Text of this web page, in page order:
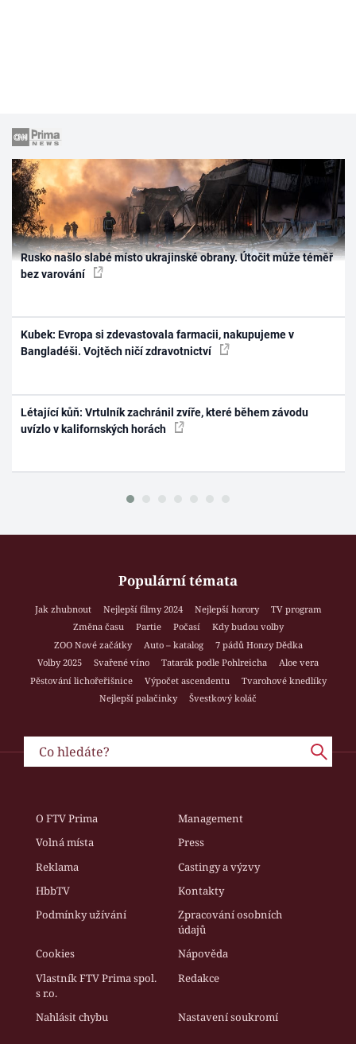
Rusko našlo slabé místo ukrajinské obrany. Útočit může téměř
bez varování
Kubek: Evropa si zdevastovala farmacii, nakupujeme v
Bangladéši. Vojtěch ničí zdravotnictví
Létající kůň: Vrtulník zachránil zvíře, které během závodu
uvízlo v kalifornských horách
Populární témata
Jak zhubnout Nejlepší filmy 2024 Nejlepší horory
TV program
Změna času
Partie Počasí
Kdy budou volby
ZOO Nové začátky
Auto – katalog
7 pádů Honzy Dědka
Volby 2025
Svařené víno Tatarák podle Pohlreicha
Aloe vera
Pěstování lichořeřišnice
Výpočet ascendentu
Tvarohové knedlíky
Nejlepší palačinky
Švestkový koláč
O FTV Prima
Management
Volná místa
Press
Reklama
Castingy a výzvy
HbbTV
Kontakty
Podmínky užívání
Zpracování osobních
údajů
Cookies
Nápověda
Vlastník FTV Prima spol.
s r.o.
Redakce
Nahlásit chybu Nastavení soukromí